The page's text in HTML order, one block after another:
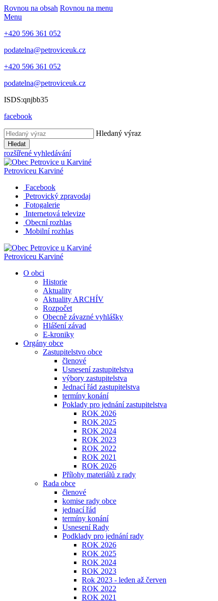
Rovnou na obsah Rovnou na menu
Menu
+420 596 361 052
podatelna@petroviceuk.cz
+420 596 361 052
podatelna@petroviceuk.cz
ISDS:qnjbb35
facebook
Hledaný výraz
Hledat
rozšířené vyhledávání
Petroviceu Karviné
Facebook
Petrovický zpravodaj
Fotogalerie
Internetová televize
Obecní rozhlas
Mobilní rozhlas
Petroviceu Karviné
O obci
Historie
Aktuality
Aktuality ARCHÍV
Rozpočet
Obecně závazné vyhlášky
Hlášení závad
E-kroniky
Orgány obce
Zastupitelstvo obce
členové
Usnesení zastupitelstva
výbory zastupitelstva
Jednací řád zastupitelstva
termíny konání
Poklady pro jednání zastupitelstva
ROK 2026
ROK 2025
ROK 2024
ROK 2023
ROK 2022
ROK 2021
ROK 2026
Přílohy materiálů z rady
Rada obce
členové
komise rady obce
jednací řád
termíny konání
Usnesení Rady
Podklady pro jednání rady
ROK 2026
ROK 2025
ROK 2024
ROK 2023
Rok 2023 - leden až červen
ROK 2022
ROK 2021